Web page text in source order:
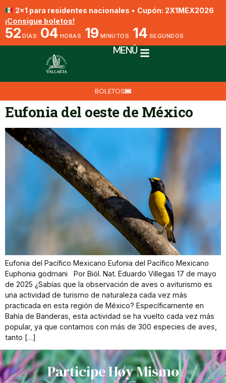
2x1 para residentes nacionales • Cupón: 2X1MEX2026
¡Consigue boletos!
52 DÍAS 04 HORAS 19 MINUTOS 14 SEGUNDOS
MENÚ
BOLETOS
Eufonia del oeste de México
Eufonia del Pacífico Mexicano Eufonia del Pacífico Mexicano
Euphonia godmani Por Biól. Nat. Eduardo Villegas 17 de mayo
de 2025 ¿Sabías que la observación de aves o aviturismo es
una actividad de turismo de naturaleza cada vez más
practicada en esta región de México? Específicamente en
Bahía de Banderas, esta actividad se ha vuelto cada vez más
popular, ya que contamos con más de 300 especies de aves,
tanto […]
Participe Hoy Mismo